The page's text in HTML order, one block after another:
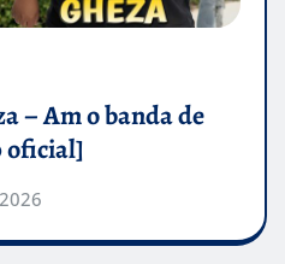
– Am o banda de
oficial]